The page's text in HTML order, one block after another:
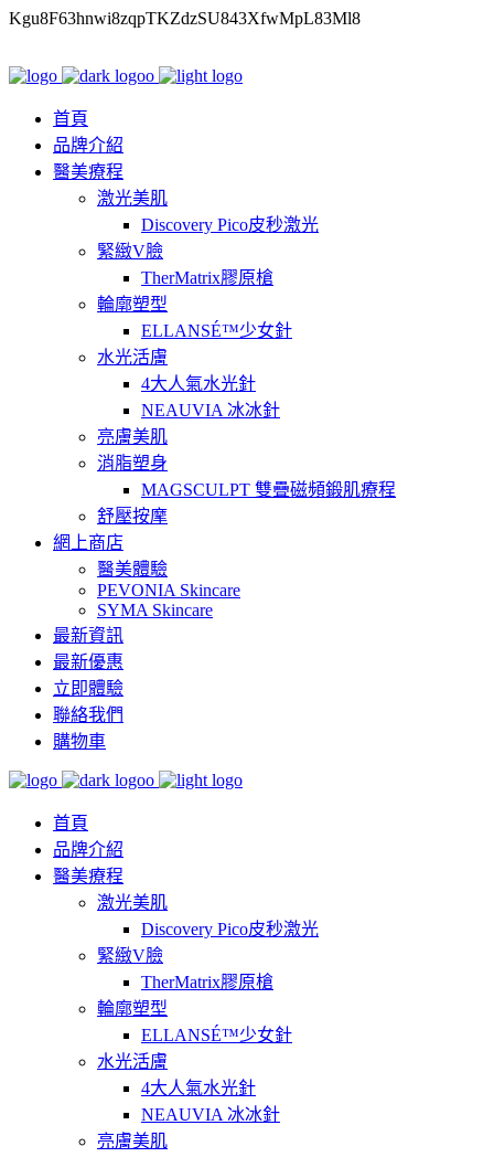
Kgu8F63hnwi8zqpTKZdzSU843XfwMpL83Ml8
首頁
品牌介紹
醫美療程
激光美肌
Discovery Pico皮秒激光
緊緻V臉
TherMatrix膠原槍
輪廓塑型
ELLANSÉ™少女針
水光活膚
4大人氣水光針
NEAUVIA 冰冰針
亮膚美肌
消脂塑身
MAGSCULPT 雙疊磁頻鍛肌療程
舒壓按摩
網上商店
醫美體驗
PEVONIA Skincare
SYMA Skincare
最新資訊
最新優惠
立即體驗
聯絡我們
購物車
首頁
品牌介紹
醫美療程
激光美肌
Discovery Pico皮秒激光
緊緻V臉
TherMatrix膠原槍
輪廓塑型
ELLANSÉ™少女針
水光活膚
4大人氣水光針
NEAUVIA 冰冰針
亮膚美肌